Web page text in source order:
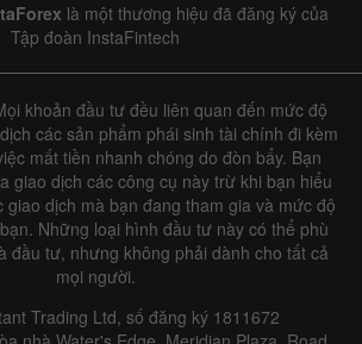
là một thương hiệu đã đăng ký của
Tập đoàn InstaFintech
khoản đầu tư đều liên quan đến mức độ
các sản phẩm phái sinh tài chính đi kèm
mất tiền nhanh chóng do đòn bẩy. Bạn
giao dịch các công cụ này trừ khi bạn hiểu
giao dịch mà bạn đang tham gia và mức độ
Những loại hình đầu tư này có thể phù
đầu tư, nhưng không phải dành cho tất cả
mọi người.
Trading Ltd, số đăng ký 1811672